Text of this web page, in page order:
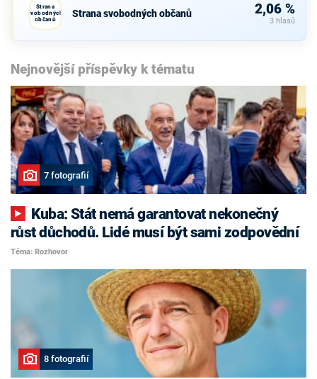
Strana
svobodných
občanů
Strana svobodných občanů 2,06 %
3 hlasů
Nejnovější příspěvky k tématu
7 fotografií
růst důchodů. Lidé musí být sami zodpovědní
Téma: Rozhovor
8 fotografií